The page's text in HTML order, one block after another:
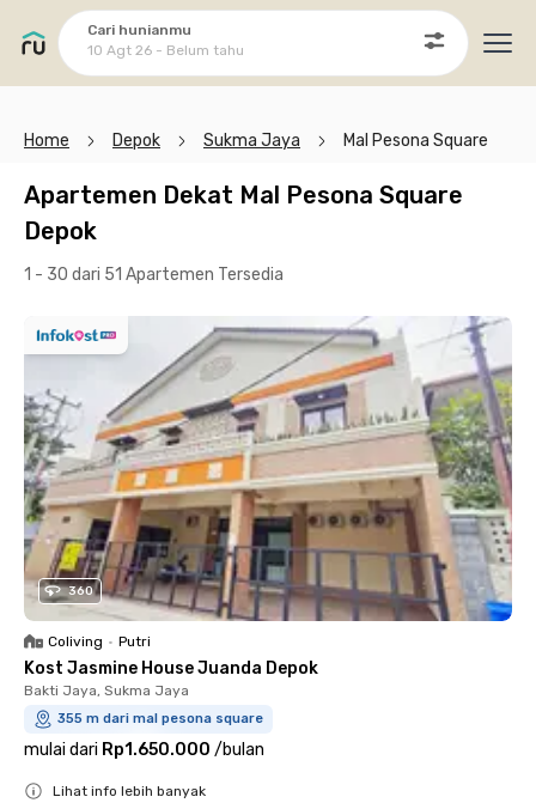
Cari hunianmu
10 Agt 26 - Belum tahu
Home Depok Sukma Jaya Mal Pesona Square
Apartemen Dekat Mal Pesona Square
Depok
1 - 30 dari 51 Apartemen Tersedia
360
Coliving • Putri
Kost Jasmine House Juanda Depok
Bakti Jaya, Sukma Jaya
355 m dari mal pesona square
mulai dari Rp1.650.000 /bulan
Lihat info lebih banyak